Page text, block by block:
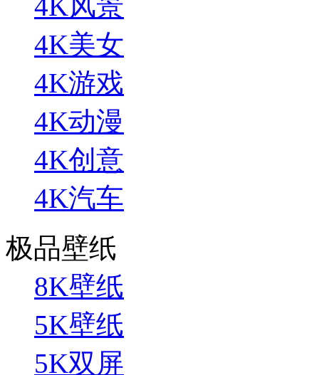
4K美女
4K游戏
4K动漫
4K创意
4K汽车
极品壁纸
8K壁纸
5K壁纸
5K双屏